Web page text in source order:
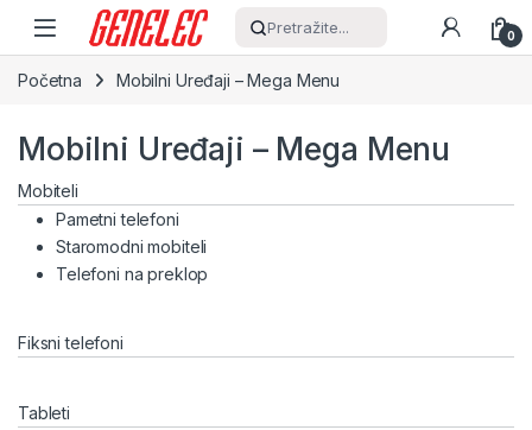
Skip to navigation
Skip to content
Pretražite... 0
Početna Mobilni Uređaji – Mega Menu
Mobilni Uređaji – Mega Menu
Mobiteli
Pametni telefoni
Staromodni mobiteli
Telefoni na preklop
Fiksni telefoni
Tableti